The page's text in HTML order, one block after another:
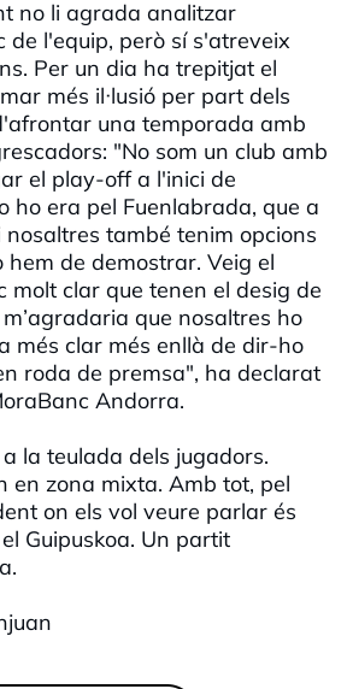
no li agrada analitzar
de l'equip, però sí s'atreveix
Per un dia ha trepitjat el
més il·lusió per part dels
una temporada amb
"No som un club amb
el play-off a l'inici de
ho era pel Fuenlabrada, que a
nosaltres també tenim opcions
de demostrar. Veig el
molt clar que tenen el desig de
que nosaltres ho
més clar més enllà de dir-ho
roda de premsa", ha declarat
Andorra.
la teulada dels jugadors.
en zona mixta. Amb tot, pel
on els vol veure parlar és
Guipuskoa. Un partit